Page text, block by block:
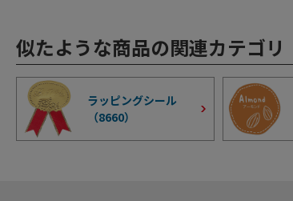
似たような商品の関連カテゴリ
ラッピングシール
（8660）